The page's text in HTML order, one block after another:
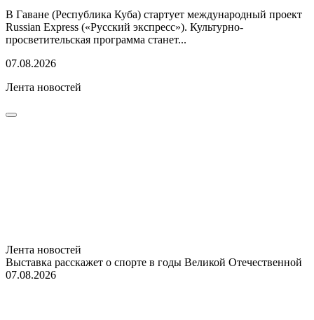
В Гаване (Республика Куба) стартует международный проект
Russian Express («Русский экспресс»). Культурно-
просветительская программа станет...
07.08.2026
Лента новостей
Лента новостей
Выставка расскажет о спорте в годы Великой Отечественной
07.08.2026